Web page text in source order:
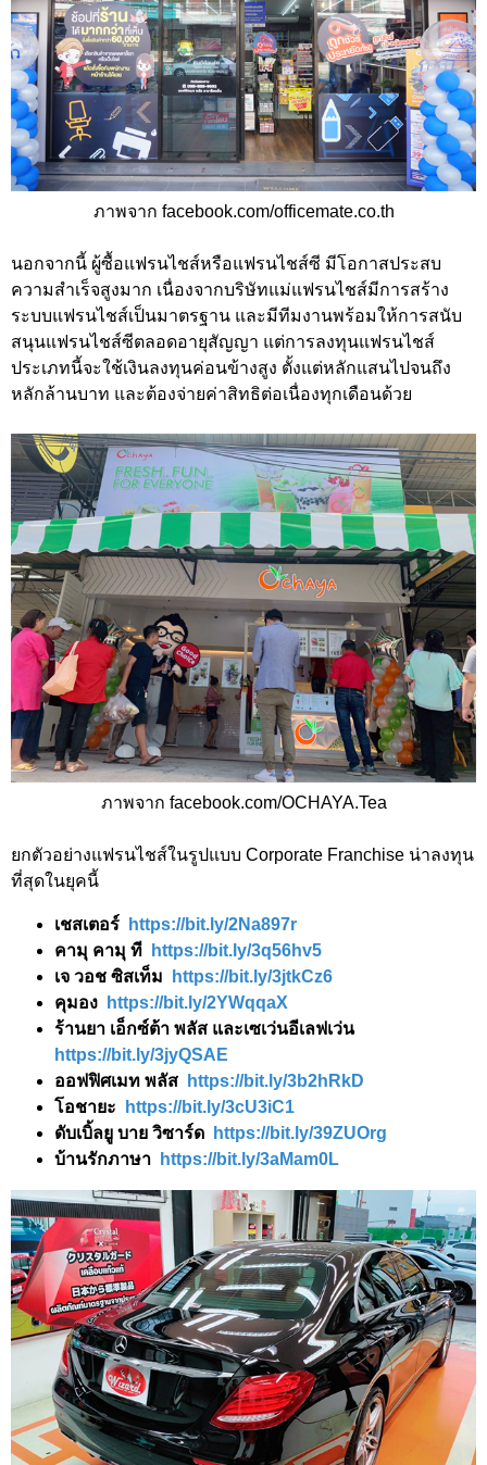
ภาพจาก facebook.com/officemate.co.th
นอกจากนี้ ผู้ซื้อแฟรนไชส์หรือแฟรนไชส์ซี มีโอกาสประสบ
ความสำเร็จสูงมาก เนื่องจากบริษัทแม่แฟรนไชส์มีการสร้าง
ระบบแฟรนไชส์เป็นมาตรฐาน และมีทีมงานพร้อมให้การสนับ
สนุนแฟรนไชส์ซีตลอดอายุสัญญา แต่การลงทุนแฟรนไชส์
ประเภทนี้จะใช้เงินลงทุนค่อนข้างสูง ตั้งแต่หลักแสนไปจนถึง
หลักล้านบาท และต้องจ่ายค่าสิทธิต่อเนื่องทุกเดือนด้วย
ภาพจาก facebook.com/OCHAYA.Tea
ยกตัวอย่างแฟรนไชส์ในรูปแบบ Corporate Franchise น่าลงทุน
ที่สุดในยุคนี้
เชสเตอร์
https://bit.ly/2Na897r
คามุ คามุ ที
https://bit.ly/3q56hv5
เจ วอช ซิสเท็ม
https://bit.ly/3jtkCz6
คุมอง
https://bit.ly/2YWqqaX
ร้านยา เอ็กซ์ต้า พลัส และเซเว่นอีเลฟเว่น
https://bit.ly/3jyQSAE
ออฟฟิศเมท พลัส
https://bit.ly/3b2hRkD
โอชายะ
https://bit.ly/3cU3iC1
ดับเบิ้ลยู บาย วิซาร์ด
https://bit.ly/39ZUOrg
บ้านรักภาษา
https://bit.ly/3aMam0L